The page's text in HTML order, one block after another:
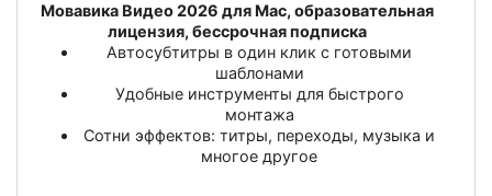
Мовавика Видео 2026 для Мас, образовательная
лицензия, бессрочная подписка
Автосубтитры в один клик с готовыми
шаблонами
Удобные инструменты для быстрого
монтажа
Сотни эффектов: титры, переходы, музыка и
многое другое